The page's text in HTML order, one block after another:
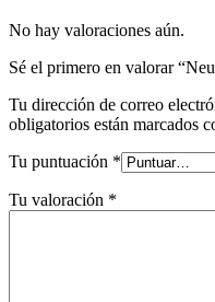
No hay valoraciones aún.
Sé el primero en valorar
Tu dirección de correo
obligatorios están marcados
Tu puntuación *
Tu valoración *